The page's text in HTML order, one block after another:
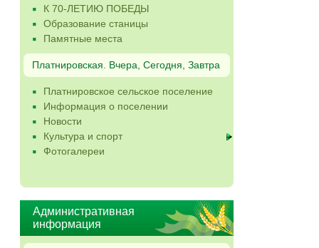
К 70-ЛЕТИЮ ПОБЕДЫ
Образование станицы
Памятные места
Платнировская. Вчера, Сегодня, Завтра
Платнировское сельское поселение
Информация о поселении
Новости
Культура и спорт
Фотогалереи
Административная
информация